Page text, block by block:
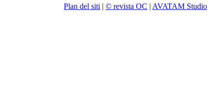
Plan del siti | © revista OC | AVATAM Studio